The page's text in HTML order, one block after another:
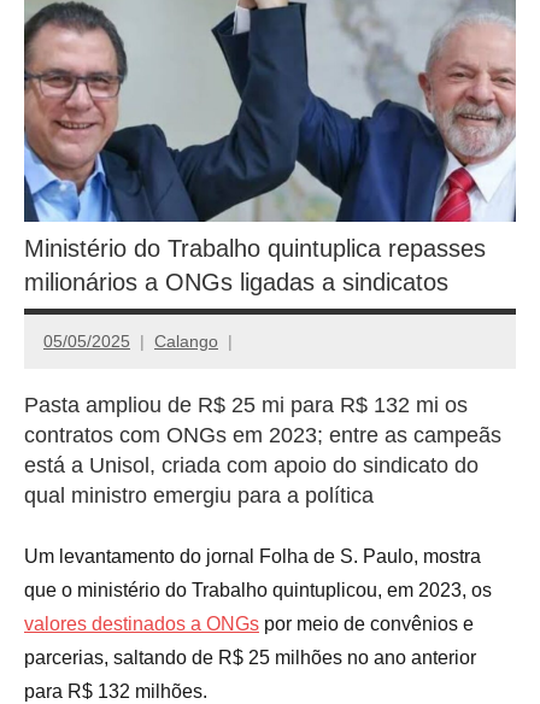
Ministério do Trabalho quintuplica repasses
milionários a ONGs ligadas a sindicatos
05/05/2025 Calango
Pasta ampliou de R$ 25 mi para R$ 132 mi os
contratos com ONGs em 2023; entre as campeãs
está a Unisol, criada com apoio do sindicato do
qual ministro emergiu para a política
Um levantamento do jornal Folha de S. Paulo, mostra
que o ministério do Trabalho quintuplicou, em 2023, os
valores destinados a ONGs por meio de convênios e
parcerias, saltando de R$ 25 milhões no ano anterior
para R$ 132 milhões.